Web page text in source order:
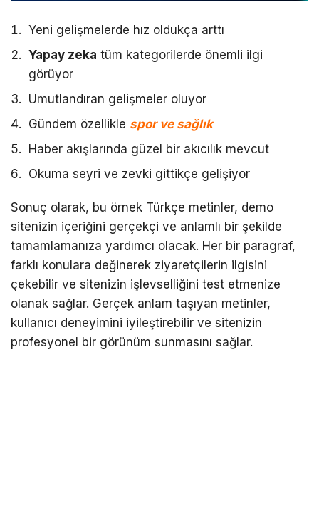
Yeni gelişmelerde hız oldukça arttı
Yapay zeka tüm kategorilerde önemli ilgi
görüyor
Umutlandıran gelişmeler oluyor
Gündem özellikle spor ve sağlık
Haber akışlarında güzel bir akıcılık mevcut
Okuma seyri ve zevki gittikçe gelişiyor
Sonuç olarak, bu örnek Türkçe metinler, demo
sitenizin içeriğini gerçekçi ve anlamlı bir şekilde
tamamlamanıza yardımcı olacak. Her bir paragraf,
farklı konulara değinerek ziyaretçilerin ilgisini
çekebilir ve sitenizin işlevselliğini test etmenize
olanak sağlar. Gerçek anlam taşıyan metinler,
kullanıcı deneyimini iyileştirebilir ve sitenizin
profesyonel bir görünüm sunmasını sağlar.